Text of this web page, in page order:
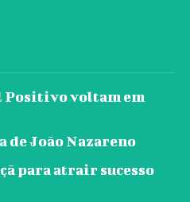
Positivo voltam em
João Nazareno
para atrair sucesso